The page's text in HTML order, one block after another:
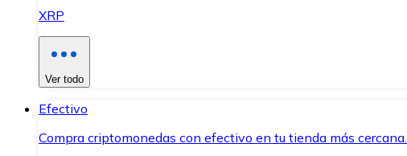
XRP
Ver todo
Efectivo
Compra criptomonedas con efectivo en tu tienda más cercana.